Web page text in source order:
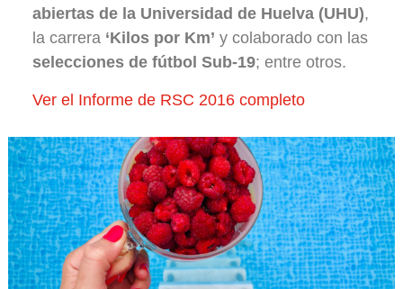
abiertas de la Universidad de Huelva (UHU),
la carrera ‘Kilos por Km’ y colaborado con las
selecciones de fútbol Sub-19; entre otros.
Ver el Informe de RSC 2016 completo